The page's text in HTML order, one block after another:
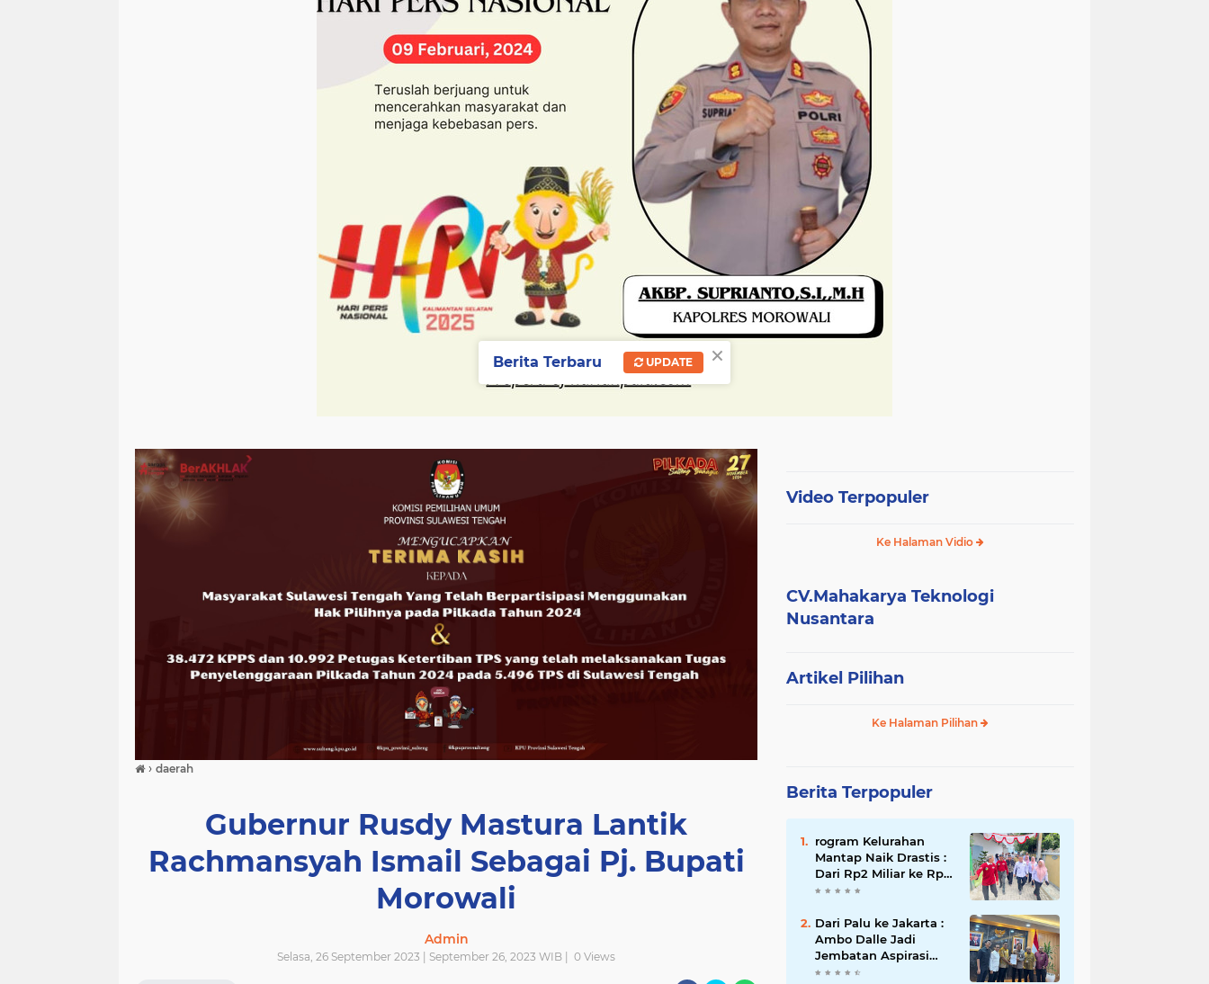
› daerah
Gubernur Rusdy Mastura Lantik
Rachmansyah Ismail Sebagai Pj. Bupati
Morowali
Admin
Selasa, 26 September 2023 | September 26, 2023 WIB | 0 Views
Video Terpopuler
Ke Halaman Vidio
CV.Mahakarya Teknologi
Nusantara
Artikel Pilihan
Ke Halaman Pilihan
Berita Terpopuler
rogram Kelurahan
Mantap Naik Drastis :
Dari Rp2 Miliar ke Rp5
Miliar, Tiap Kelurahan
Juta
Dari Palu ke Jakarta :
Ambo Dalle Jadi
Jembatan Aspirasi
Mahasiswa untuk Presiden
×
Berita Terbaru UPDATE